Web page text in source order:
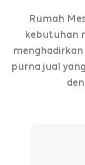
Rumah
kebutuhan
purna jual